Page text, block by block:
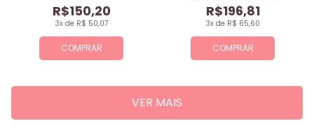
COMPRAR
3x de R$ 50,07
R$150,20
COMPRAR
3x de R$ 65,60
R$196,81
VER MAIS